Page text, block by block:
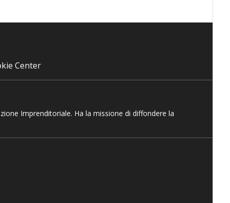
Center
Imprenditoriale. Ha la missione di diffondere la